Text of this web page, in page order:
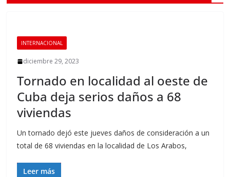
INTERNACIONAL
diciembre 29, 2023
Tornado en localidad al oeste de
Cuba deja serios daños a 68
viviendas
Un tornado dejó este jueves daños de consideración a un
total de 68 viviendas en la localidad de Los Arabos,
Leer más